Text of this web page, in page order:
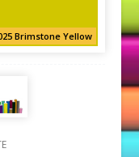
Brimstone Yellow